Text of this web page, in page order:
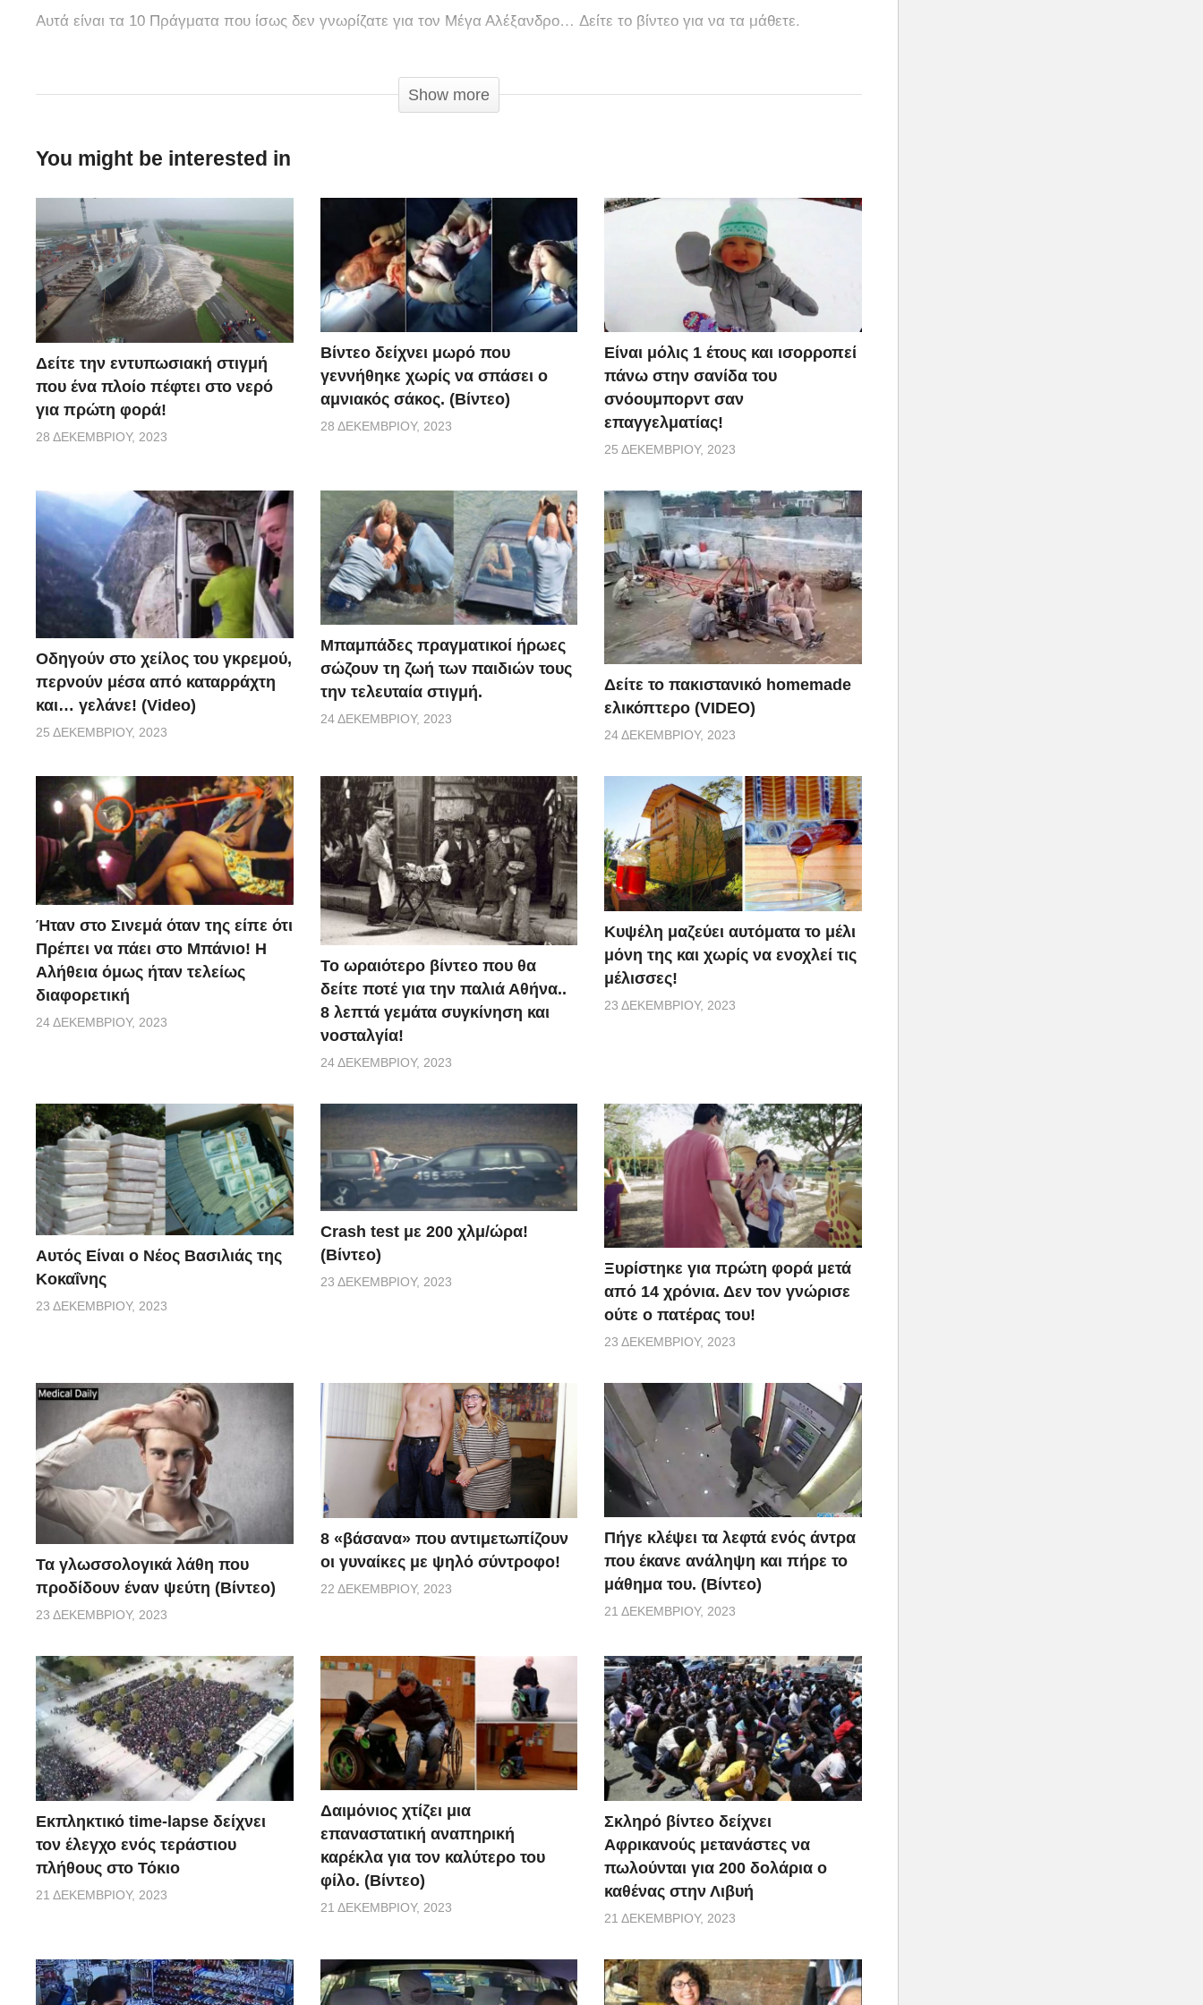
Αυτά είναι τα 10 Πράγματα που ίσως δεν γνωρίζατε για τον Μέγα Αλέξανδρο… Δείτε το βίντεο για να τα μάθετε.
Show more
You might be interested in
Δείτε την εντυπωσιακή στιγμή
που ένα πλοίο πέφτει στο νερό
για πρώτη φορά!
28 ΔΕΚΕΜΒΡΊΟΥ, 2023
Βίντεο δείχνει μωρό που
γεννήθηκε χωρίς να σπάσει ο
αμνιακός σάκος. (Βίντεο)
28 ΔΕΚΕΜΒΡΊΟΥ, 2023
Είναι μόλις 1 έτους και ισορροπεί
πάνω στην σανίδα του
σνόουμπορντ σαν
επαγγελματίας!
25 ΔΕΚΕΜΒΡΊΟΥ, 2023
Οδηγούν στο χείλος του γκρεμού,
περνούν μέσα από καταρράχτη
και… γελάνε! (Video)
25 ΔΕΚΕΜΒΡΊΟΥ, 2023
Μπαμπάδες πραγματικοί ήρωες
σώζουν τη ζωή των παιδιών τους
την τελευταία στιγμή.
24 ΔΕΚΕΜΒΡΊΟΥ, 2023
Δείτε το πακιστανικό homemade
ελικόπτερο (VIDEO)
24 ΔΕΚΕΜΒΡΊΟΥ, 2023
Ήταν στο Σινεμά όταν της είπε ότι
Πρέπει να πάει στο Μπάνιο! Η
Αλήθεια όμως ήταν τελείως
διαφορετική
24 ΔΕΚΕΜΒΡΊΟΥ, 2023
Το ωραιότερο βίντεο που θα
δείτε ποτέ για την παλιά Αθήνα..
8 λεπτά γεμάτα συγκίνηση και
νοσταλγία!
24 ΔΕΚΕΜΒΡΊΟΥ, 2023
Κυψέλη μαζεύει αυτόματα το μέλι
μόνη της και χωρίς να ενοχλεί τις
μέλισσες!
23 ΔΕΚΕΜΒΡΊΟΥ, 2023
Αυτός Είναι ο Νέος Βασιλιάς της
Κοκαΐνης
23 ΔΕΚΕΜΒΡΊΟΥ, 2023
Crash test με 200 χλμ/ώρα!
(Βίντεο)
23 ΔΕΚΕΜΒΡΊΟΥ, 2023
Ξυρίστηκε για πρώτη φορά μετά
από 14 χρόνια. Δεν τον γνώρισε
ούτε ο πατέρας του!
23 ΔΕΚΕΜΒΡΊΟΥ, 2023
Τα γλωσσολογικά λάθη που
προδίδουν έναν ψεύτη (Βίντεο)
23 ΔΕΚΕΜΒΡΊΟΥ, 2023
8 «βάσανα» που αντιμετωπίζουν
οι γυναίκες με ψηλό σύντροφο!
22 ΔΕΚΕΜΒΡΊΟΥ, 2023
Πήγε κλέψει τα λεφτά ενός άντρα
που έκανε ανάληψη και πήρε το
μάθημα του. (Βίντεο)
21 ΔΕΚΕΜΒΡΊΟΥ, 2023
Εκπληκτικό time-lapse δείχνει
τον έλεγχο ενός τεράστιου
πλήθους στο Τόκιο
21 ΔΕΚΕΜΒΡΊΟΥ, 2023
Δαιμόνιος χτίζει μια
επαναστατική αναπηρική
καρέκλα για τον καλύτερο του
φίλο. (Βίντεο)
21 ΔΕΚΕΜΒΡΊΟΥ, 2023
Σκληρό βίντεο δείχνει
Αφρικανούς μετανάστες να
πωλούνται για 200 δολάρια ο
καθένας στην Λιβυή
21 ΔΕΚΕΜΒΡΊΟΥ, 2023